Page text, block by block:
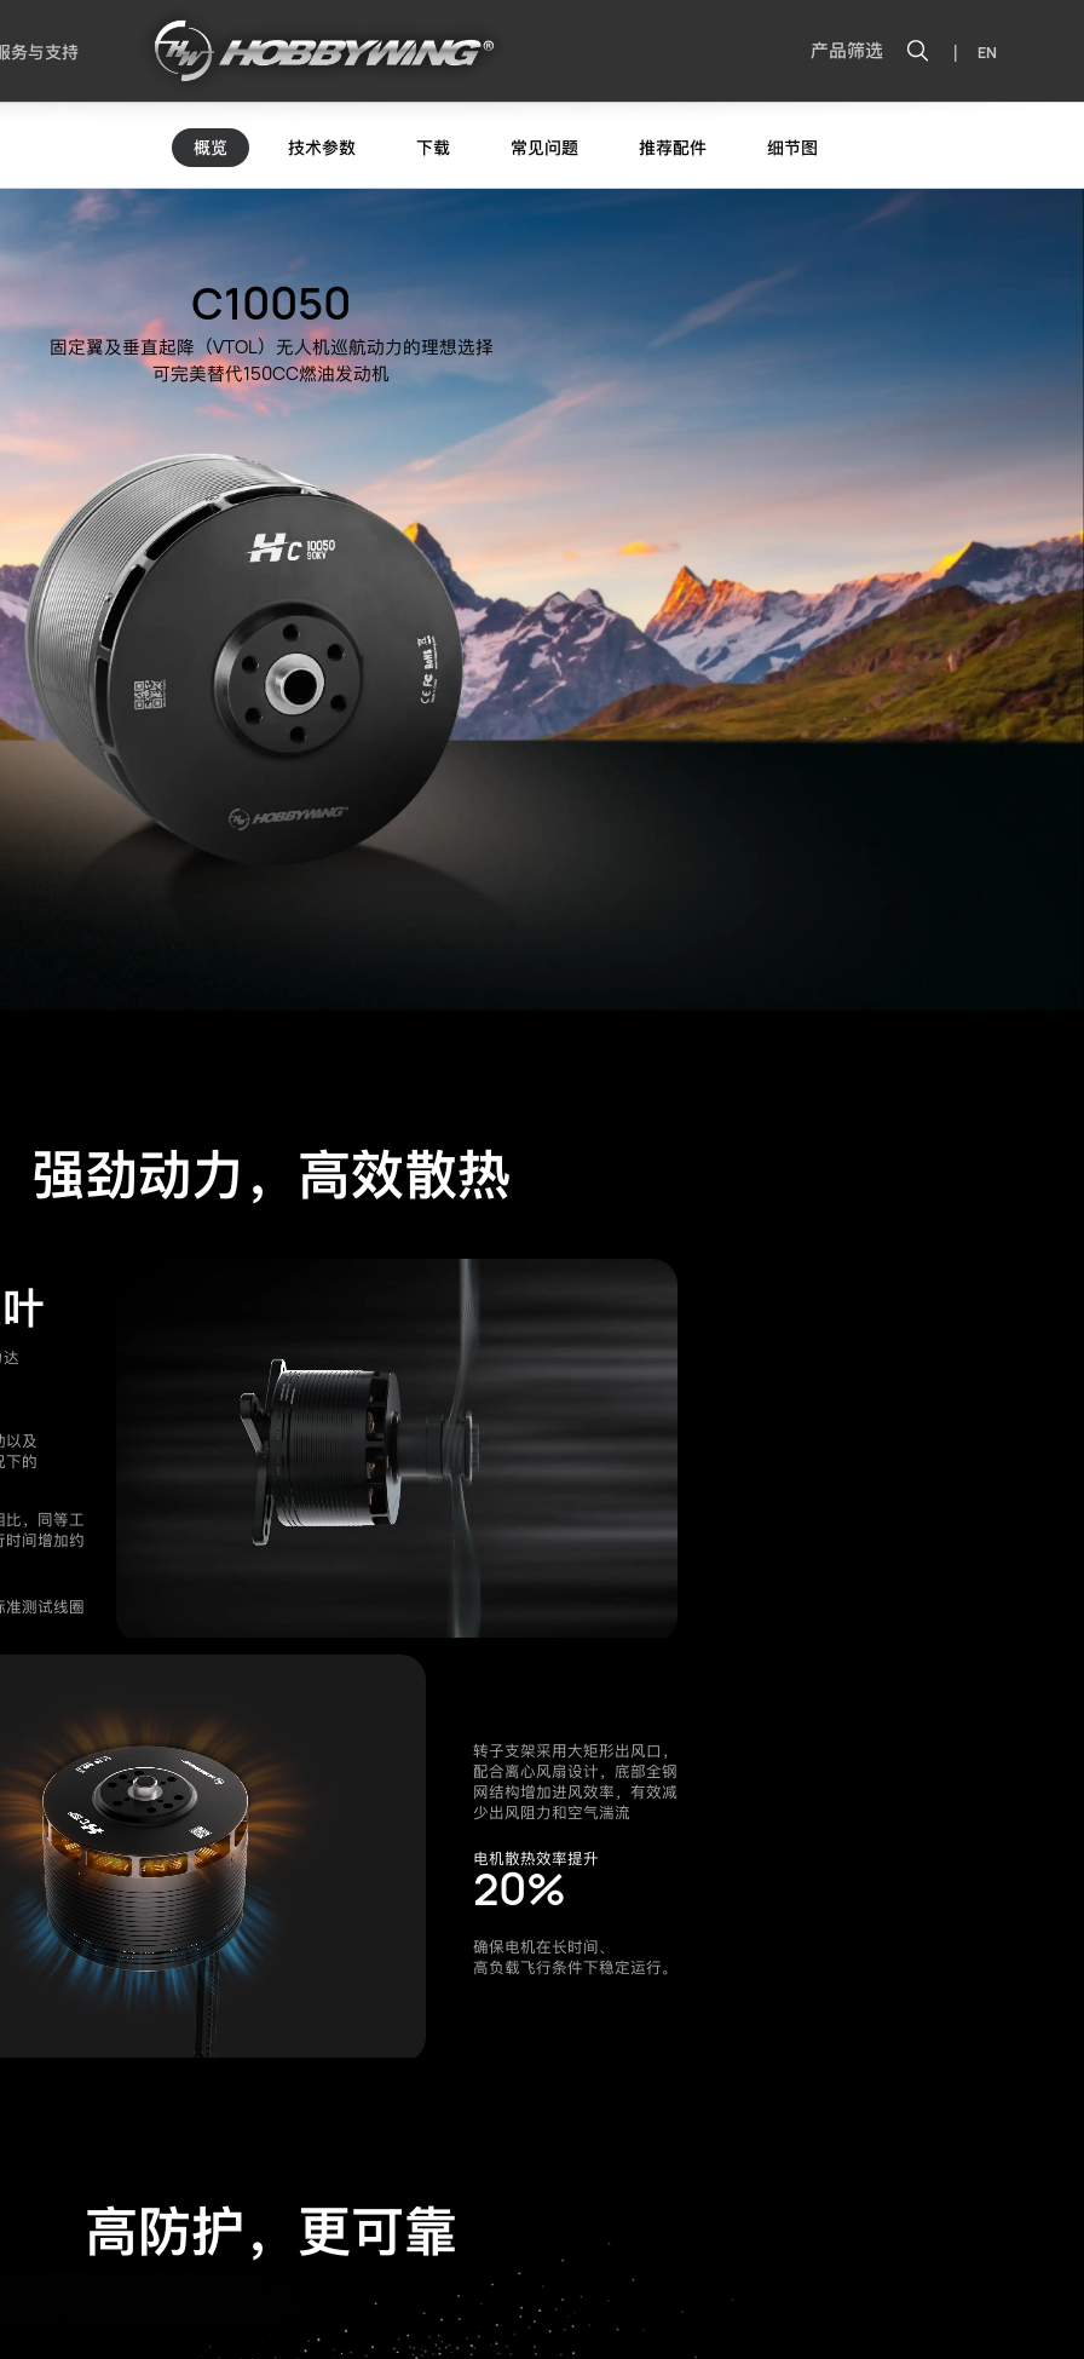
务与支持 产品筛选 | EN
概览 技术参数 下载 常见问题 推荐配件 细节图
C10050
固定翼及垂直起降 （VTOL）
无人机巡航动力的理想选择
可完美替代150CC燃油发动机
强劲动力，高效散热
以及
下的
比，同等工
时间增加约
准测试线圈
转子支架采用大矩形出风口，
配合离心风扇设计，底部全钢
网结构增加进风效率，有效减
少出风阻力和空气湍流
电机散热效率提升
20%
确保电机在长时间、
高负载飞行条件下稳定运行。
高防护，更可靠